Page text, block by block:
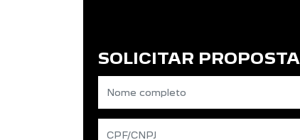
SOLICITAR PROPOSTA